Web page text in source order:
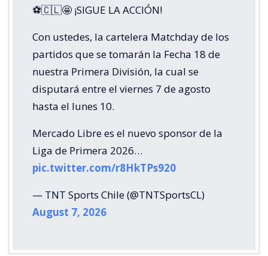
⚽🇨🇱🤩 ¡SIGUE LA ACCIÓN!
Con ustedes, la cartelera Matchday de los
partidos que se tomarán la Fecha 18 de
nuestra Primera División, la cual se
disputará entre el viernes 7 de agosto
hasta el lunes 10.
Mercado Libre es el nuevo sponsor de la
Liga de Primera 2026…
pic.twitter.com/r8HkTPs920
— TNT Sports Chile (@TNTSportsCL)
August 7, 2026